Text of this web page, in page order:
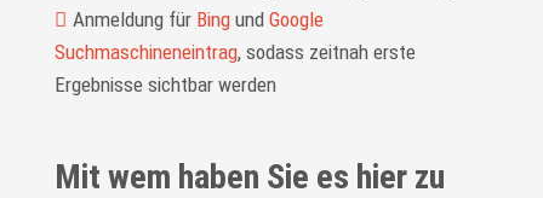
Anmeldung für Bingund Google
Suchmaschineneintrag, sodass zeitnah erste
Ergebnisse sichtbar werden
Mit wem haben Sie es hier zu